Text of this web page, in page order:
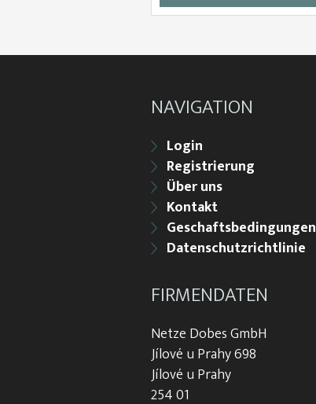
NAVIGATION
Login
Registrierung
Über uns
Kontakt
Geschaftsbedingungen
Datenschutzrichtlinie
FIRMENDATEN
Netze Dobes GmbH
Jílové u Prahy 698
Jílové u Prahy
254 01